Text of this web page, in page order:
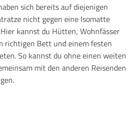
sich bereits auf diejenigen
nicht gegen eine Isomatte
kannst du Hütten, Wohnfässer
richtigen Bett und einem festen
So kannst du ohne einen weiten
mit den anderen Reisenden